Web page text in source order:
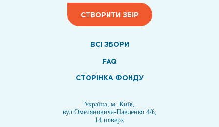
СТВОРИТИ ЗБІР
ВСI ЗБОРИ
FAQ
СТОРІНКА ФОНДУ
Україна, м. Київ,
вул.Омеляновича-Павленко 4/6,
14 поверх